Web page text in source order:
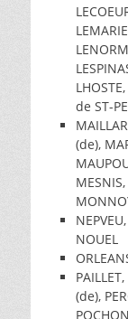
de ST-
(de),
NOUEL
(de),